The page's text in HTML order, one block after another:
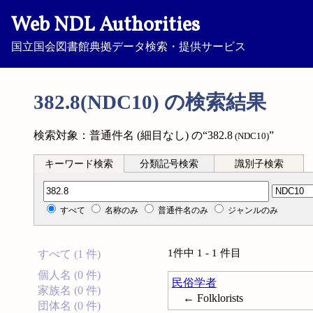
Web NDL Authorities
国立国会図書館典拠データ検索・提供サービス
382.8(NDC10) の検索結果
検索対象：普通件名 (細目なし) の“382.8 (NDC10)”
キーワード検索 分類記号検索 識別子検索
分類記号検索
すべて 名称のみ 普通件名のみ ジャンルのみ
すべて (1 件)
個人名 (0 件)
家族名 (0 件)
団体名 (0 件)
1件中 1 - 1 件目
民俗学者
← Folklorists